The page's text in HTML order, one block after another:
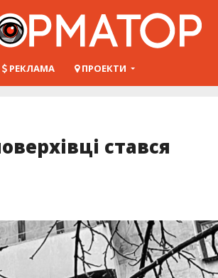
РЕКЛАМА ПРОЕКТИ
стався